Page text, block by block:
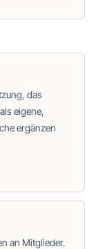
das
eigene,
ergänzen
an Mitglieder.